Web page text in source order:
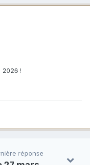
2026 !
réponse